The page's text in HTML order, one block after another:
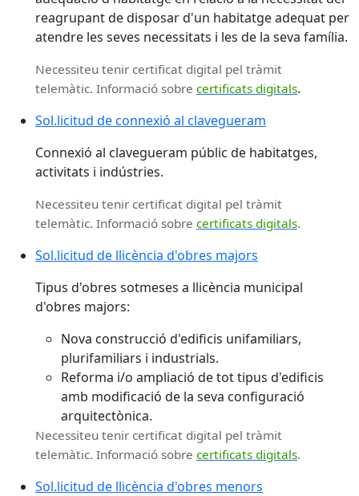
reagrupant de disposar d'un habitatge adequat per
atendre les seves necessitats i les de la seva família.
Necessiteu tenir certificat digital pel tràmit
telemàtic. Informació sobre certificats digitals.
Sol.licitud de connexió al clavegueram
Connexió al clavegueram públic de habitatges,
activitats i indústries.
Necessiteu tenir certificat digital pel tràmit
telemàtic. Informació sobre certificats digitals.
Sol.licitud de llicència d'obres majors
Tipus d'obres sotmeses a llicència municipal
d'obres majors:
Nova construcció d'edificis unifamiliars,
plurifamiliars i industrials.
Reforma i/o ampliació de tot tipus d'edificis
amb modificació de la seva configuració
arquitectònica.
Necessiteu tenir certificat digital pel tràmit
telemàtic. Informació sobre certificats digitals.
Sol.licitud de llicència d'obres menors